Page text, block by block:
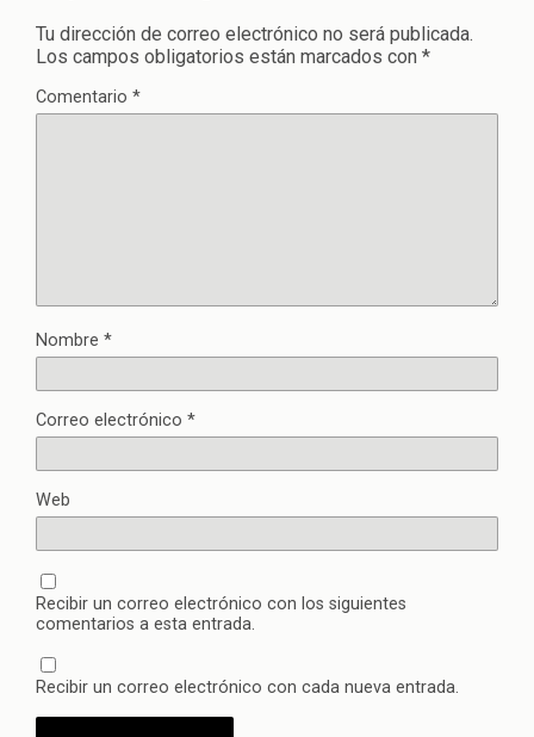
Tu dirección de correo electrónico no será publicada.
Los campos obligatorios están marcados con *
Comentario *
Nombre *
Correo electrónico *
Web
Recibir un correo electrónico con los siguientes
comentarios a esta entrada.
Recibir un correo electrónico con cada nueva entrada.